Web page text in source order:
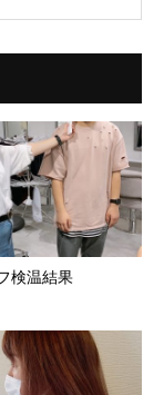
検温結果